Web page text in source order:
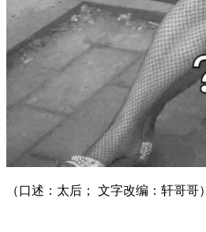
（口述：太后； 文字改编：轩哥哥）